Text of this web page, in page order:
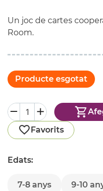
Un joc de cartes
Room.
Producte esgotat
Favorits
Edats:
7-8 anys 9-10